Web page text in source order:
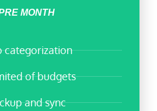
MONTH
categorization
of budgets
and sync